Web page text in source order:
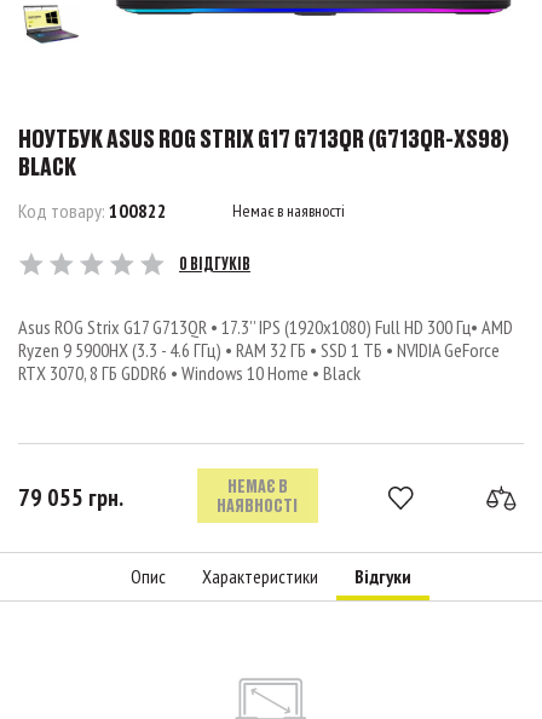
НОУТБУК ASUS ROG STRIX G17 G713QR (G713QR-XS98)
BLACK
Код товару: 100822 Немає в наявності
0 ВІДГУКІВ
Asus ROG Strix G17 G713QR • 17.3’’ IPS (1920x1080) Full HD 300 Гц• AMD
Ryzen 9 5900HX (3.3 - 4.6 ГГц) • RAM 32 ГБ • SSD 1 ТБ • NVIDIA GeForce
RTX 3070, 8 ГБ GDDR6 • Windows 10 Home • Black
79 055 грн.
НЕМАЄ В
НАЯВНОСТІ
Опис Характеристики Відгуки